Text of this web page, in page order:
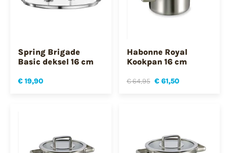
Spring Brigade
Basic deksel 16 cm
€ 19,90
Habonne Royal
Kookpan 16 cm
€ 64,95 € 61,50